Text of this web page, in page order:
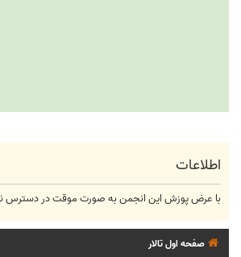
اطلاعات
با عرض پوزش این انجمن به صورت موقت در دسترس
صفحه اول تالار